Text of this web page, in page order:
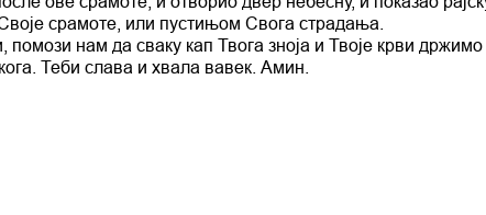
срамоте, или пустињом Свога страдања.
нам да сваку кап Твога зноја и Твоје крви
Теби слава и хвала вавек. Амин.